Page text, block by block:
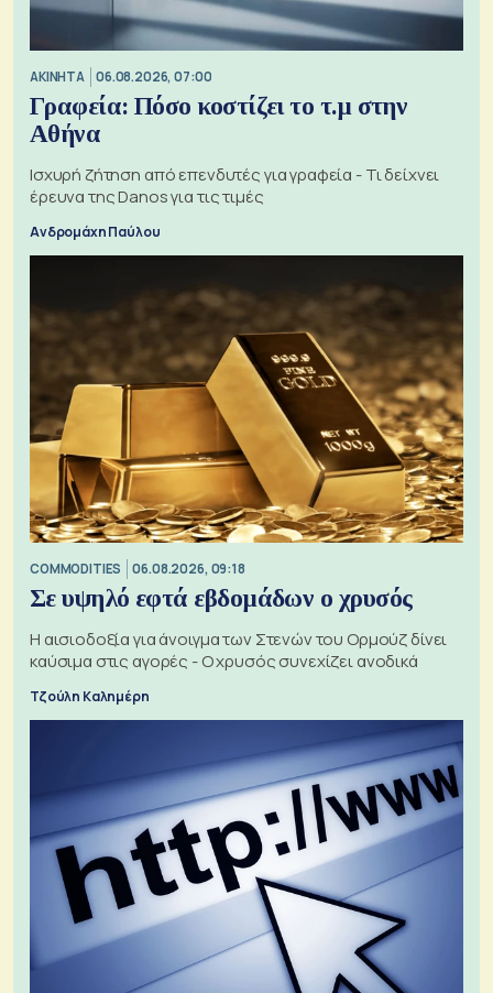
ΑΚΙΝΗΤΑ 06.08.2026, 07:00
Γραφεία: Πόσο κοστίζει το τ.μ στην
Αθήνα
Ισχυρή ζήτηση από επενδυτές για γραφεία - Τι δείχνει
έρευνα της Danos για τις τιμές
Ανδρομάχη Παύλου
COMMODITIES 06.08.2026, 09:18
Σε υψηλό εφτά εβδομάδων ο χρυσός
Η αισιοδοξία για άνοιγμα των Στενών του Ορμούζ δίνει
καύσιμα στις αγορές - Ο χρυσός συνεχίζει ανοδικά
Τζούλη Καλημέρη